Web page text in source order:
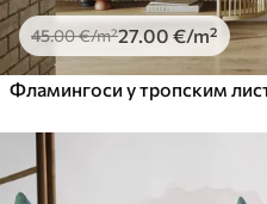
45.00€/m²27.00 €/m²